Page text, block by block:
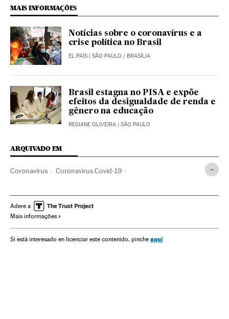
MAIS INFORMAÇÕES
Notícias sobre o coronavírus e a
crise política no Brasil
EL PAÍS | SÃO PAULO / BRASÍLIA
Brasil estagna no PISA e expõe
efeitos da desigualdade de renda e
gênero na educação
REGIANE OLIVEIRA | SÃO PAULO
ARQUIVADO EM
Coronavirus Coronavirus Covid-19
Doenças infecciosas Assistência sanitária
Educação primária
Colégios Informes Pisa Espanha
Adere a
Mais informações
Si está interesado en licenciar este contenido, pinche aquí